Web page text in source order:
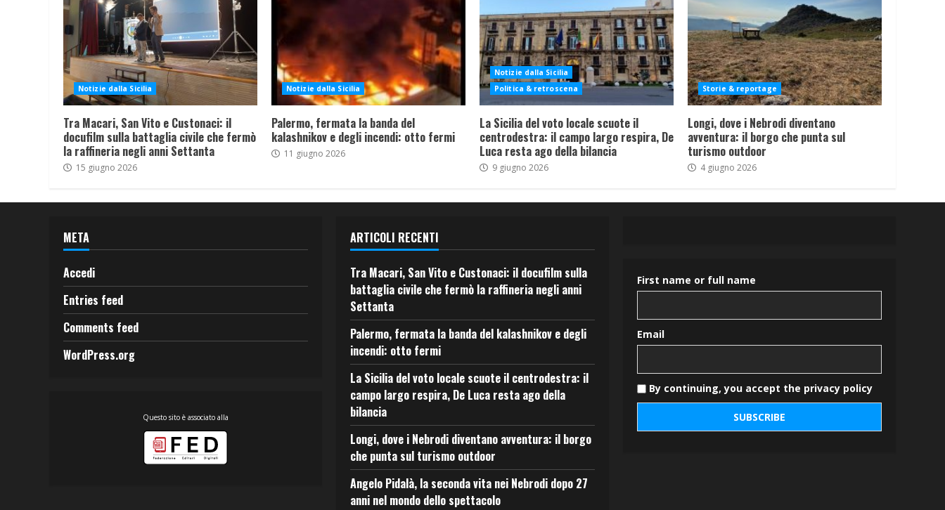
Notizie dalla Sicilia
Tra Macari, San Vito e Custonaci: il
docufilm sulla battaglia civile che fermò
la raffineria negli anni Settanta
15 giugno 2026
Notizie dalla Sicilia
Palermo, fermata la banda del
kalashnikov e degli incendi: otto fermi
11 giugno 2026
Notizie dalla Sicilia
Politica & retroscena
La Sicilia del voto locale scuote il
centrodestra: il campo largo respira, De
Luca resta ago della bilancia
9 giugno 2026
Storie & reportage
Longi, dove i Nebrodi diventano
avventura: il borgo che punta sul
turismo outdoor
4 giugno 2026
META
Accedi
Entries feed
Comments feed
WordPress.org
Questo sito è associato alla
ARTICOLI RECENTI
Tra Macari, San Vito e Custonaci: il docufilm sulla
battaglia civile che fermò la raffineria negli anni
Settanta
Palermo, fermata la banda del kalashnikov e degli
incendi: otto fermi
La Sicilia del voto locale scuote il centrodestra: il
campo largo respira, De Luca resta ago della
bilancia
Longi, dove i Nebrodi diventano avventura: il borgo
che punta sul turismo outdoor
Angelo Pidalà, la seconda vita nei Nebrodi dopo 27
anni nel mondo dello spettacolo
First name or full name
Email
By continuing, you accept the privacy policy